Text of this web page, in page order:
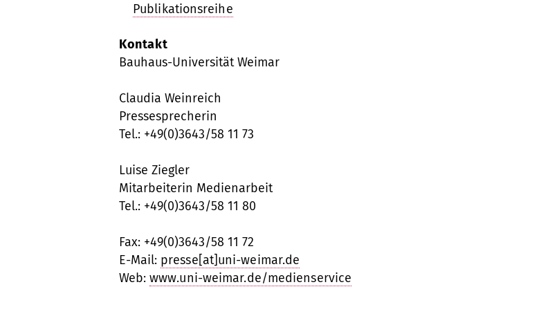
Publikationsreihe
Kontakt
Bauhaus-Universität Weimar
Claudia Weinreich
Pressesprecherin
Tel.: +49(0)3643/58 11 73
Luise Ziegler
Mitarbeiterin Medienarbeit
Tel.: +49(0)3643/58 11 80
Fax: +49(0)3643/58 11 72
E-Mail: presse[at]uni-weimar.de
Web: www.uni-weimar.de/medienservice